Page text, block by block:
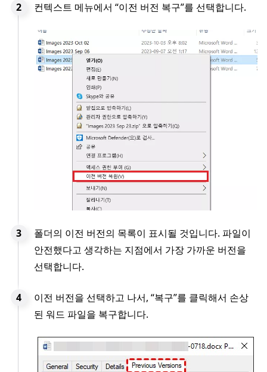
컨텍스트 메뉴에서 “이전 버전 복구”를 선택합니다.
폴더의 이전 버전의 목록이 표시될 것입니다. 파일이
안전했다고 생각하는 지점에서 가장 가까운 버전을
선택합니다.
이전 버전을 선택하고 나서, “복구”를 클릭해서 손상
된 워드 파일을 복구합니다.